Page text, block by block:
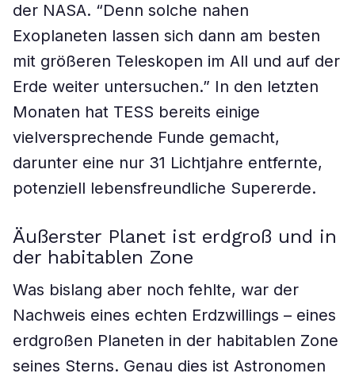
der NASA. “Denn solche nahen
Exoplaneten lassen sich dann am besten
mit größeren Teleskopen im All und auf der
Erde weiter untersuchen.” In den letzten
Monaten hat TESS bereits einige
vielversprechende Funde gemacht,
darunter eine nur 31 Lichtjahre entfernte,
potenziell lebensfreundliche Supererde.
Äußerster Planet ist erdgroß und in
der habitablen Zone
Was bislang aber noch fehlte, war der
Nachweis eines echten Erdzwillings – eines
erdgroßen Planeten in der habitablen Zone
seines Sterns. Genau dies ist Astronomen